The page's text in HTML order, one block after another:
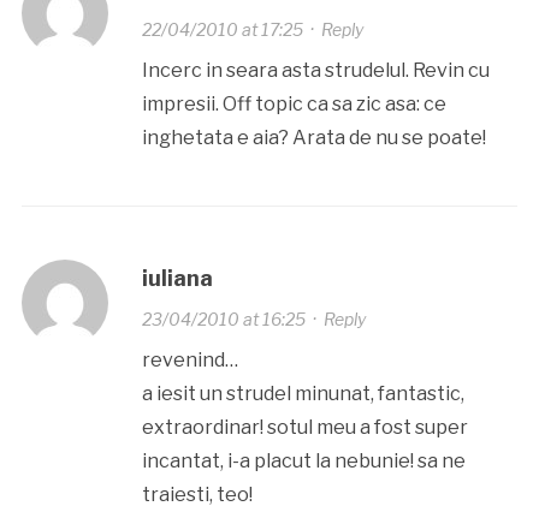
22/04/2010 at 17:25· Reply
Incerc in seara asta strudelul. Revin cu
impresii. Off topic ca sa zic asa: ce
inghetata e aia? Arata de nu se poate!
iuliana
23/04/2010 at 16:25· Reply
revenind…
a iesit un strudel minunat, fantastic,
extraordinar! sotul meu a fost super
incantat, i-a placut la nebunie! sa ne
traiesti, teo!